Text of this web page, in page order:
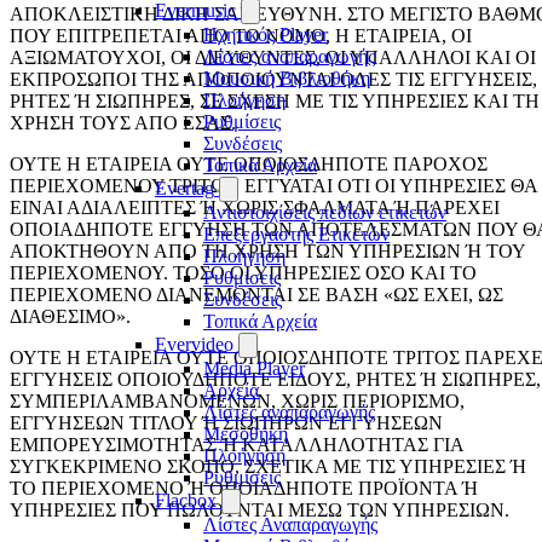
Evermusic
Ηχητικός Player
Λίστες αναπαραγωγής
Μουσική Βιβλιοθήκη
Πλοήγηση
Ρυθμίσεις
Συνδέσεις
Τοπικά Αρχεία
Evertag
Αντιστοιχίσεις πεδίων ετικετών
Επεξεργαστής Ετικετών
Πλοήγηση
Ρυθμίσεις
Συνδέσεις
Τοπικά Αρχεία
Evervideo
Media Player
Αρχεία
Λίστες αναπαραγωγής
Μεσοθήκη
Πλοήγηση
Ρυθμίσεις
Flacbox
Λίστες Αναπαραγωγής
ΑΠΟΚΛΕΙΣΤΙΚΗ ΔΙΚΗ ΣΑΣ ΕΥΘΥΝΗ. ΣΤΟ ΜΕΓΙΣΤΟ
ΠΟΥ ΕΠΙΤΡΕΠΕΤΑΙ ΑΠΟ ΤΟ ΝΟΜΟ, Η ΕΤΑΙΡΕΙΑ, ΟΙ
ΑΞΙΩΜΑΤΟΥΧΟΙ, ΟΙ ΔΙΕΥΘΥΝΤΕΣ, ΟΙ ΥΠΑΛΛΗΛΟΙ ΚΑΙ ΟΙ
ΕΚΠΡΟΣΩΠΟΙ ΤΗΣ ΑΠΟΠΟΙΟΥΝΤΑΙ ΟΛΕΣ ΤΙΣ ΕΓΓΥΗΣΕΙΣ,
ΡΗΤΕΣ Ή ΣΙΩΠΗΡΕΣ, ΣΕ ΣΧΕΣΗ ΜΕ ΤΙΣ ΥΠΗΡΕΣΙΕΣ ΚΑΙ ΤΗ
ΧΡΗΣΗ ΤΟΥΣ ΑΠΟ ΕΣΑΣ.
ΟΥΤΕ Η ΕΤΑΙΡΕΙΑ ΟΥΤΕ ΟΠΟΙΟΣΔΗΠΟΤΕ ΠΑΡΟΧΟΣ
ΠΕΡΙΕΧΟΜΕΝΟΥ ΤΡΙΤΩΝ ΕΓΓΥΑΤΑΙ ΟΤΙ ΟΙ ΥΠΗΡΕΣΙΕΣ ΘΑ
ΕΙΝΑΙ ΑΔΙΑΛΕΙΠΤΕΣ Ή ΧΩΡΙΣ ΣΦΑΛΜΑΤΑ Ή ΠΑΡΕΧΕΙ
ΟΠΟΙΑΔΗΠΟΤΕ ΕΓΓΥΗΣΗ ΤΩΝ ΑΠΟΤΕΛΕΣΜΑΤΩΝ ΠΟΥ
ΑΠΟΚΤΗΘΟΥΝ ΑΠΟ ΤΗ ΧΡΗΣΗ ΤΩΝ ΥΠΗΡΕΣΙΩΝ Ή ΤΟΥ
ΠΕΡΙΕΧΟΜΕΝΟΥ. ΤΟΣΟ ΟΙ ΥΠΗΡΕΣΙΕΣ ΟΣΟ ΚΑΙ ΤΟ
ΠΕΡΙΕΧΟΜΕΝΟ ΔΙΑΝΕΜΟΝΤΑΙ ΣΕ ΒΑΣΗ «ΩΣ ΕΧΕΙ, ΩΣ
ΔΙΑΘΕΣΙΜΟ».
ΟΥΤΕ Η ΕΤΑΙΡΕΙΑ ΟΥΤΕ ΟΠΟΙΟΣΔΗΠΟΤΕ ΤΡΙΤΟΣ
ΕΓΓΥΗΣΕΙΣ ΟΠΟΙΟΥΔΗΠΟΤΕ ΕΙΔΟΥΣ, ΡΗΤΕΣ Ή ΣΙΩΠΗΡΕΣ,
ΣΥΜΠΕΡΙΛΑΜΒΑΝΟΜΕΝΩΝ, ΧΩΡΙΣ ΠΕΡΙΟΡΙΣΜΟ,
ΕΓΓΥΗΣΕΩΝ ΤΙΤΛΟΥ Ή ΣΙΩΠΗΡΩΝ ΕΓΓΥΗΣΕΩΝ
ΕΜΠΟΡΕΥΣΙΜΟΤΗΤΑΣ Ή ΚΑΤΑΛΛΗΛΟΤΗΤΑΣ ΓΙΑ
ΣΥΓΚΕΚΡΙΜΕΝΟ ΣΚΟΠΟ, ΣΧΕΤΙΚΑ ΜΕ ΤΙΣ ΥΠΗΡΕΣΙΕΣ Ή
ΤΟ ΠΕΡΙΕΧΟΜΕΝΟ Ή ΟΠΟΙΑΔΗΠΟΤΕ ΠΡΟΪΟΝΤΑ Ή
ΥΠΗΡΕΣΙΕΣ ΠΟΥ ΠΩΛΟΥΝΤΑΙ ΜΕΣΩ ΤΩΝ ΥΠΗΡΕΣΙΩΝ.